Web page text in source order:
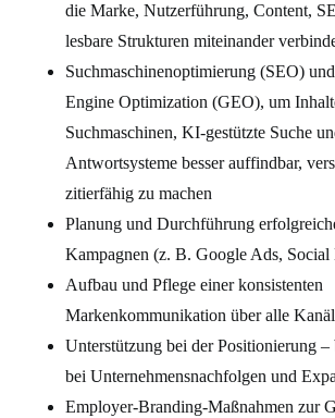
die Marke, Nutzerführung, Content,
lesbare Strukturen miteinander
Suchmaschinenoptimierung (SEO)
Engine Optimization (GEO), um
Suchmaschinen, KI-gestützte Suche
Antwortsysteme besser auffindbar,
zitierfähig zu machen
Planung und Durchführung
Kampagnen (z. B. Google Ads, Social
Aufbau und Pflege einer konsistenten
Markenkommunikation über alle
Unterstützung bei der Positionierung
bei Unternehmensnachfolgen und
Employer-Branding-Maßnahmen zur